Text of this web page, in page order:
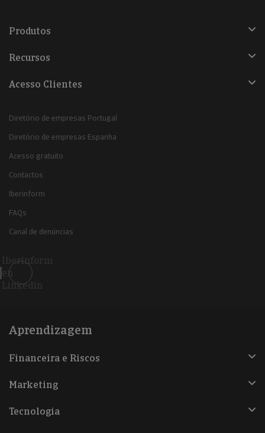
Produtos
Recursos
Acesso Clientes
Diretório de empresas Portugal
Diretório de empresas Espanha
Acesso gratuito
Contactos
Iberinform
FAQs
Canal de denúncias
Iberinform
en
Linkedin
Aprendizagem
Financeira e Riscos
Marketing
Tecnologia